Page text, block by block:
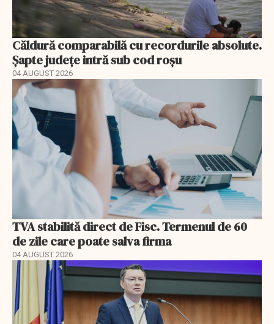
Căldură comparabilă cu recordurile absolute.
Șapte județe intră sub cod roșu
04 AUGUST 2026
TVA stabilită direct de Fisc. Termenul de 60
de zile care poate salva firma
04 AUGUST 2026